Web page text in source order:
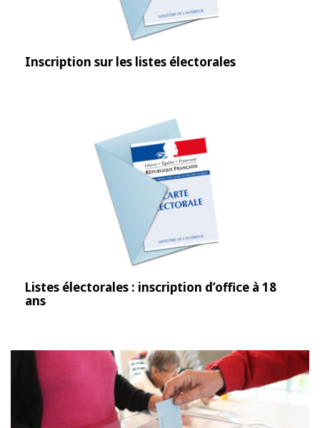
Inscription sur les listes électorales
Listes électorales : inscription d’office à 18
ans